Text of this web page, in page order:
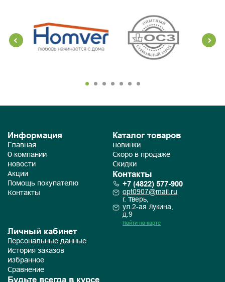
Информация
Главная
О компании
Новости
Акции
Помощь покупателю
Контакты
Каталог товаров
Новинки
Скоро в продаже
Скидки
Контакты
+7 (4822) 577-900
opt0907@mail.ru
г. Тверь,
ул.2-ая Лукина,
д.9
Найти на карте
Личный кабинет
Персональные данные
История заказов
Избранное
Сравнение
Будьте всегда в курсе